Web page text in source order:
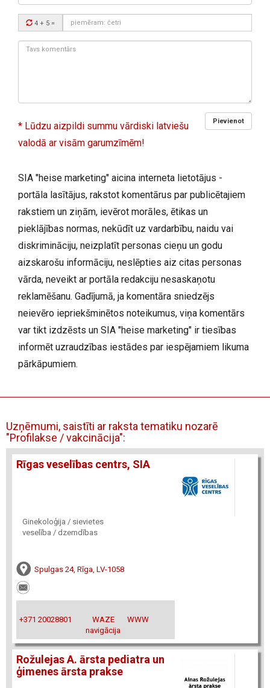
Drošības
kods:
4 + 5 =
Tavs
Pievienot
* Lūdzu aizpildi summu vārdiski latviešu
valodā ar visām garumzīmēm!
SIA "heise marketing" aicina interneta lietotājus -
portāla lasītājus, rakstot komentārus par publicētajiem
rakstiem un ziņām, ievērot morāles, ētikas un
pieklājības normas, nekūdīt uz vardarbību, naidu vai
diskrimināciju, neizplatīt personas cieņu un godu
aizskarošu informāciju, neslēpties aiz citas personas
vārda, neveikt ar portāla redakciju nesaskaņotu
reklamēšanu. Gadījumā, ja komentāra sniedzējs
neievēro iepriekšminētos noteikumus, viņa komentārs
var tikt izdzēsts un SIA "heise marketing" ir tiesības
informēt uzraudzības iestādes par iespējamiem likuma
pārkāpumiem.
Uzņēmumi, saistīti ar raksta tematiku nozarē
"Profilakse / vakcinācija":
Rīgas veselības centrs, SIA
Ginekoloģija / sievietes
veselība / dzemdības
Spulgas 24, Rīga, LV-1058
+371 20028801
WAZE
navigācija
WWW
Rožulejas A. ārsta pediatra un
ģimenes ārsta prakse